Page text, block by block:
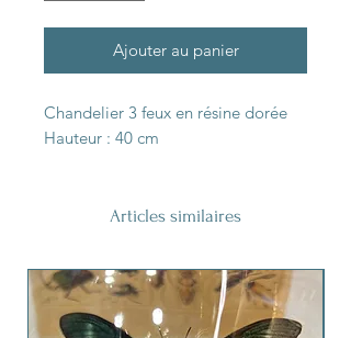
Ajouter au panier
Chandelier 3 feux en résine dorée
Hauteur : 40 cm
Articles similaires